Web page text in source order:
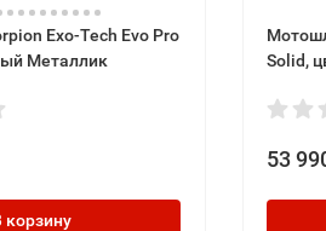
Exo-Tech Evo Pro
Металлик
корзину
Solid,
53